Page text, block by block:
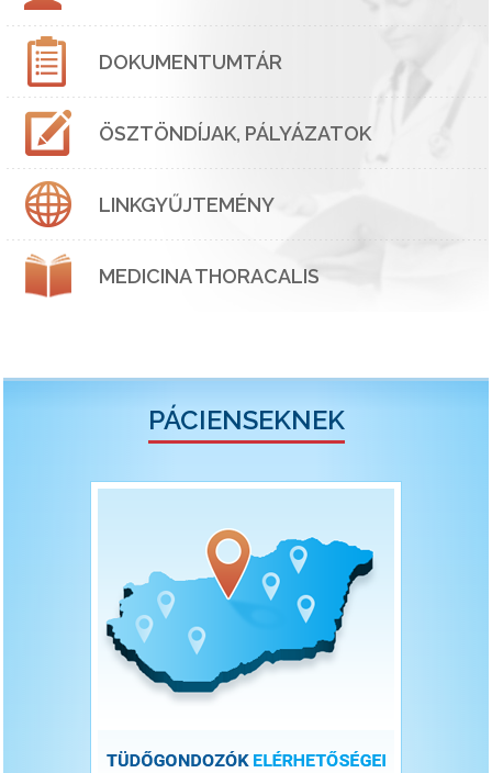
DOKUMENTUMTÁR
ÖSZTÖNDÍJAK, PÁLYÁZATOK
LINKGYŰJTEMÉNY
MEDICINA THORACALIS
PÁCIENSEKNEK